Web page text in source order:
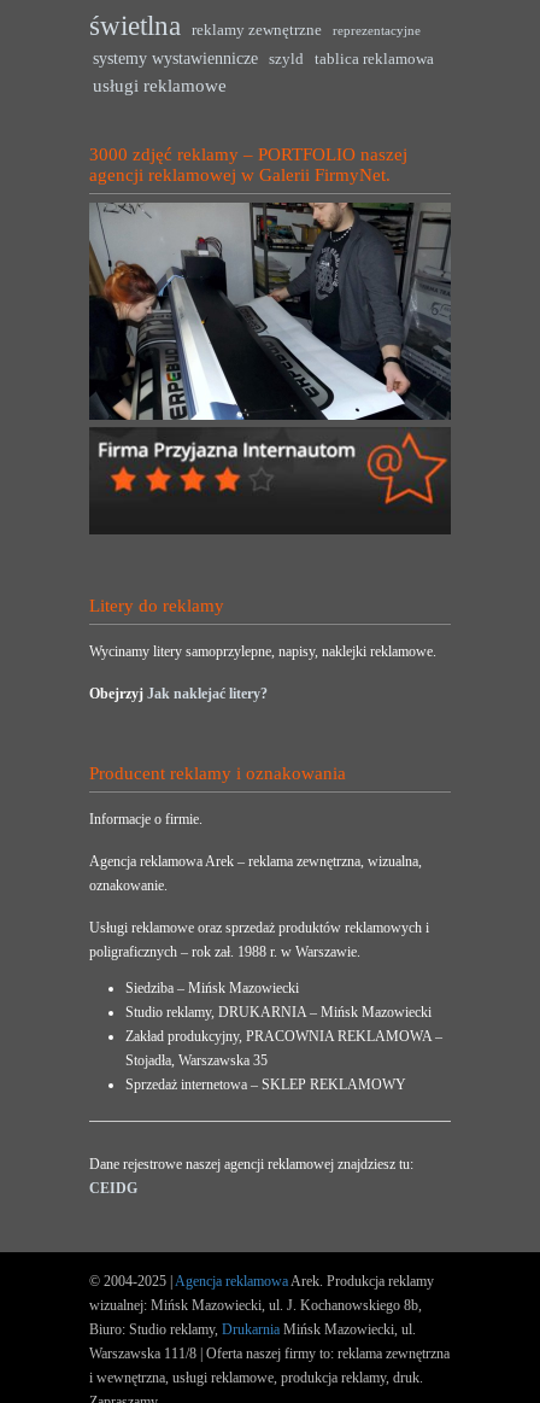
świetlna
reklamy zewnętrzne reprezentacyjne
systemy wystawiennicze szyld tablica reklamowa
usługi reklamowe
3000 zdjęć reklamy – PORTFOLIO naszej
agencji reklamowej w Galerii FirmyNet.
Litery do reklamy
Wycinamy litery samoprzylepne, napisy, naklejki reklamowe.
Obejrzyj Jak naklejać litery?
Producent reklamy i oznakowania
Informacje o firmie.
Agencja reklamowa Arek – reklama zewnętrzna, wizualna,
oznakowanie.
Usługi reklamowe oraz sprzedaż produktów reklamowych i
poligraficznych – rok zał. 1988 r. w Warszawie.
Siedziba – Mińsk Mazowiecki
Studio reklamy, DRUKARNIA – Mińsk Mazowiecki
Zakład produkcyjny, PRACOWNIA REKLAMOWA –
Stojadła, Warszawska 35
Sprzedaż internetowa – SKLEP REKLAMOWY
Dane rejestrowe naszej agencji reklamowej znajdziesz tu:
CEIDG
© 2004-2025 | Agencja reklamowaArek. Produkcja reklamy
wizualnej: Mińsk Mazowiecki, ul. J. Kochanowskiego 8b,
Biuro: Studio reklamy, Drukarnia Mińsk Mazowiecki, ul.
Warszawska 111/8 | Oferta naszej firmy to: reklama zewnętrzna
i wewnętrzna, usługi reklamowe, produkcja reklamy, druk.